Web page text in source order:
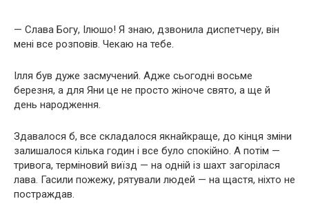
— Слава Богу, Ілюшо! Я знаю, дзвонила диспетчеру, він
мені все розповів. Чекаю на тебе.
Ілля був дуже засмучений. Адже сьогодні восьме
березня, а для Яни це не просто жіноче свято, а ще й
день народження.
Здавалося б, все складалося якнайкраще, до кінця зміни
залишалося кілька годин і все було спокійно. А потім —
тривога, терміновий виїзд — на одній із шахт загорілася
лава. Гасили пожежу, рятували людей — на щастя, ніхто не
постраждав.